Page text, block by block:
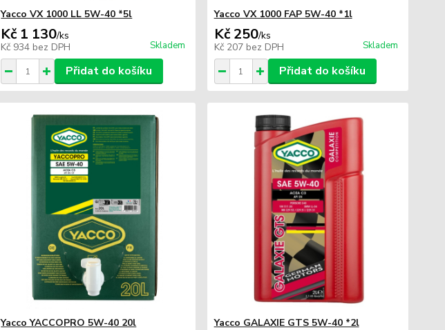
Yacco VX 1000 LL 5W-40 *5l
Kč 1 130/ks
Kč 934 bez DPH Skladem
Přidat do košíku
Yacco VX 1000 FAP 5W-40 *1l
Kč 250/ks
Kč 207 bez DPH Skladem
Přidat do košíku
Yacco YACCOPRO 5W-40 20l Yacco GALAXIE GTS 5W-40 *2l